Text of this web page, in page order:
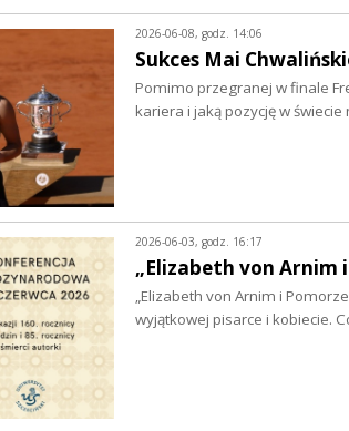
2026-06-08, godz. 14:06
Sukces Mai
Pomimo przegranej w finale
kariera i jaką pozycję w
2026-06-03, godz. 16:17
„Elizabeth von Arnim
„Elizabeth von Arnim i
wyjątkowej pisarce i kobiecie.